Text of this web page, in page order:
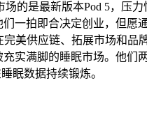
的是最新版本Pod 5，
一拍即合决定创业，但
美供应链、拓展市场和
满脚的睡眠市场。他们
眠数据持续锻炼。